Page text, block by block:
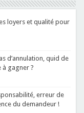
loyers et qualité pour
d’annulation, quid de
à gagner ?
erreur de
du demandeur !